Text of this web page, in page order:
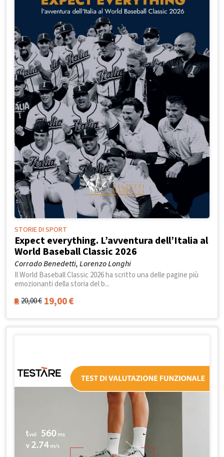
STORIE DI SPORT
Expect everything. L’avventura dell’Italia al
World Baseball Classic 2026
Corrado Benedetti, Lorenzo Longhi
Il World Baseball Classic 2026 ha scritto una delle pagine più
emozionanti della storia del b...
20,00€ 19,00€